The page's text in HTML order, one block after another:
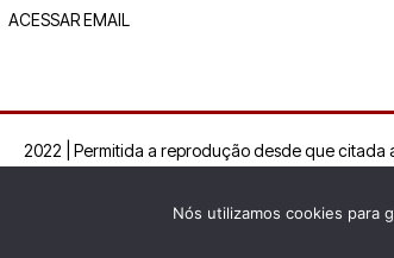
ACESSAR EMAIL
2022 | Permitida a reprodução desde que citada
Nós utilizamos cookies para